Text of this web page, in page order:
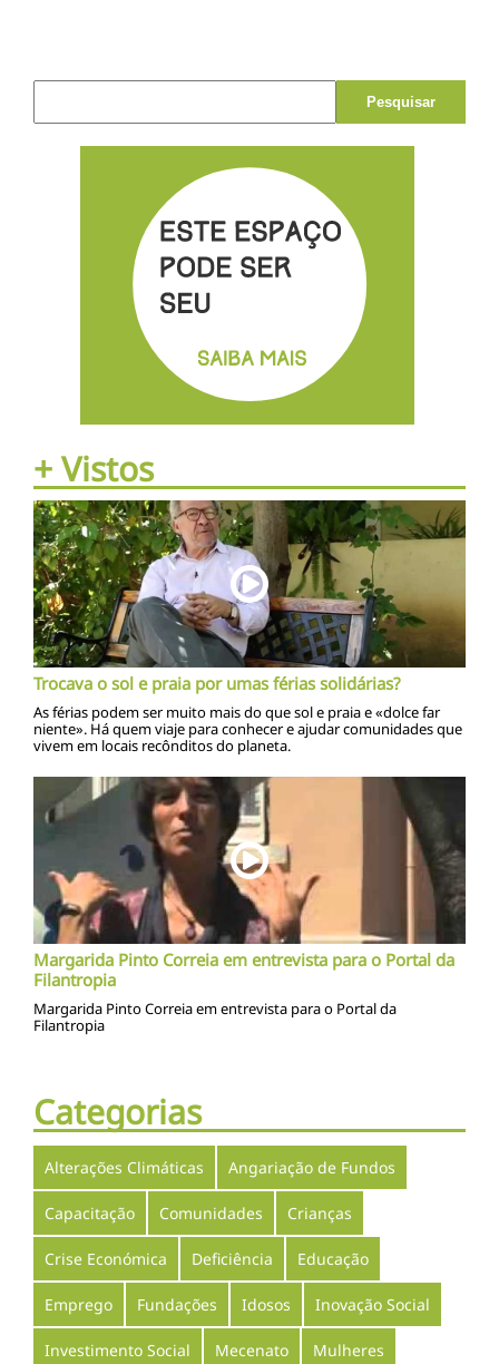
Pesquisar por:
+ Vistos
Trocava o sol e praia por umas férias solidárias?
As férias podem ser muito mais do que sol e praia e «dolce far
niente». Há quem viaje para conhecer e ajudar comunidades que
vivem em locais recônditos do planeta.
Margarida Pinto Correia em entrevista para o Portal da
Filantropia
Margarida Pinto Correia em entrevista para o Portal da
Filantropia
Categorias
Alterações Climáticas Angariação de Fundos
Capacitação Comunidades Crianças
Crise Económica Deficiência Educação
Emprego Fundações Idosos Inovação Social
Investimento Social Mecenato Mulheres